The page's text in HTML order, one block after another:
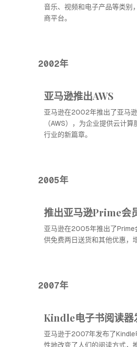
音乐、视频和电子产品等类别
商平台。
2002年
亚马逊推出AWS
亚马逊在2002年推出了亚马
（AWS），为企业提供云计
行业的新篇章。
2005年
推出亚马逊Prime会
亚马逊在2005年推出了Prime
供免费两日送货和其他优惠，
2007年
Kindle电子书阅读器
亚马逊于2007年发布了
性地改变了人们的阅读方式，